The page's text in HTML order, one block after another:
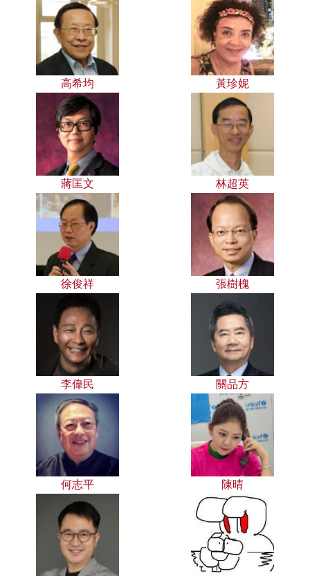
高希均 黃珍妮
蔣匡文 林超英
徐俊祥 張樹槐
李偉民 關品方
何志平 陳晴